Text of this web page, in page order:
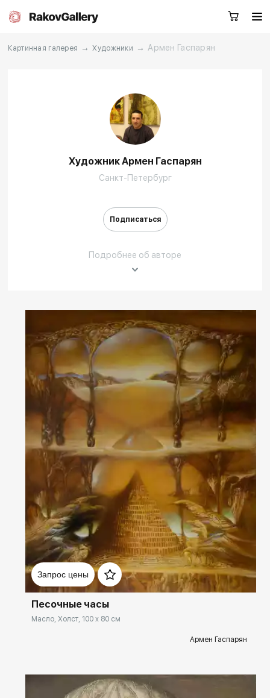
Художники
Услуги
Контакты
baget
special
Картинная галерея → Художники → Армен Гаспарян
Художник Армен Гаспарян
Санкт-Петербург
Подписаться
Подробнее об авторе
Родился в 1966 году в городе Капан, Южная Армения.
С 1984 года живет и работает в Санкт-Петербурге.
В 1993 окончил художественно-графический факультет
Российского государственного педагогического университета
имени А.И. Герцена.
Член Союза художников Санкт-Петербурга.
Художник участвовал во многих персональных выставках в России
и за рубежом, его произведения находятся в частных коллекциях
Германии, Голландии, Финляндии, США, России и других стран.
Читать далее
Комментарий искусствоведа
Художественный язык Армена Гаспаряна сочетает традиции
классического искусства с поиском новых форм выразительности.
Персонажи его картин напоминают образы из библейской истории
и сказок; среди них арлекины, шуты, короли и философы. Женщин
художник изображает женственными и нежными, а мужчин —
глубокой философской мыслью и вызывают ассоциации с
Живописные произведения Гаспаряна решены монохромно, но в
них всегда присутствуют и звучные цветовые акценты, которыми
Читать далее
Запрос цены
Домен: spb.rakovgallery.ru
Песочные часы
Масло, Холст, 100 x 80 см
Армен Гаспарян